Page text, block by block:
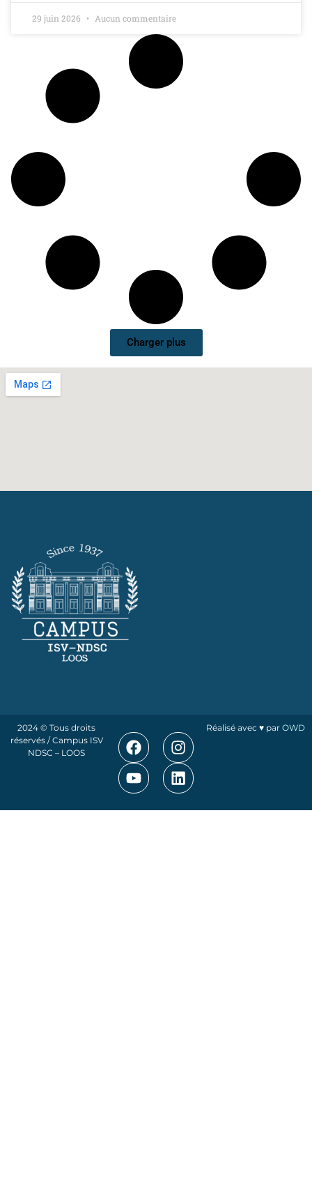
29 juin 2026 Aucun commentaire
Charger plus
2024 © Tous droits
réservés / Campus ISV
NDSC – LOOS
Réalisé avec ♥ par OWD